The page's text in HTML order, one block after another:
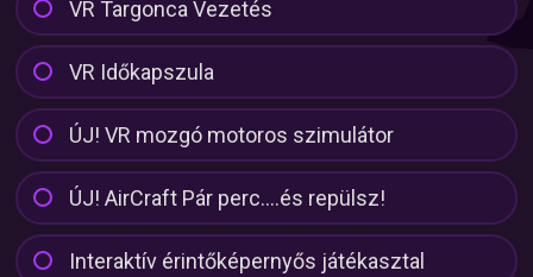
VR Targonca Vezetés
VR Időkapszula
ÚJ! VR mozgó motoros szimulátor
ÚJ! AirCraft Pár perc….és repülsz!
Interaktív érintőképernyős játékasztal